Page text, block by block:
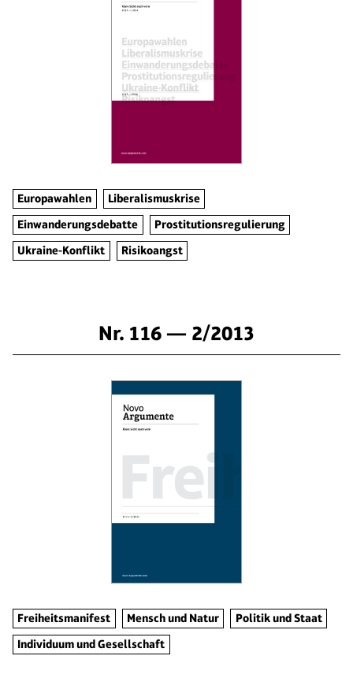
Europawahlen
Liberalismuskrise
Einwanderungsdebatte
Prostitutionsregulierung
Ukraine-Konflikt
Risikoangst
Nr. 116 — 2/2013
Freiheitsmanifest Mensch und Natur
Politik und Staat
Individuum und Gesellschaft